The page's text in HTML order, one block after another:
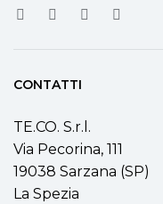
CONTATTI
TE.CO. S.r.l.
Via Pecorina, 111
19038 Sarzana (SP)
La Spezia